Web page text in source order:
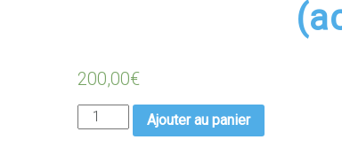
200,00€
quantité
de
Ajouter au panier